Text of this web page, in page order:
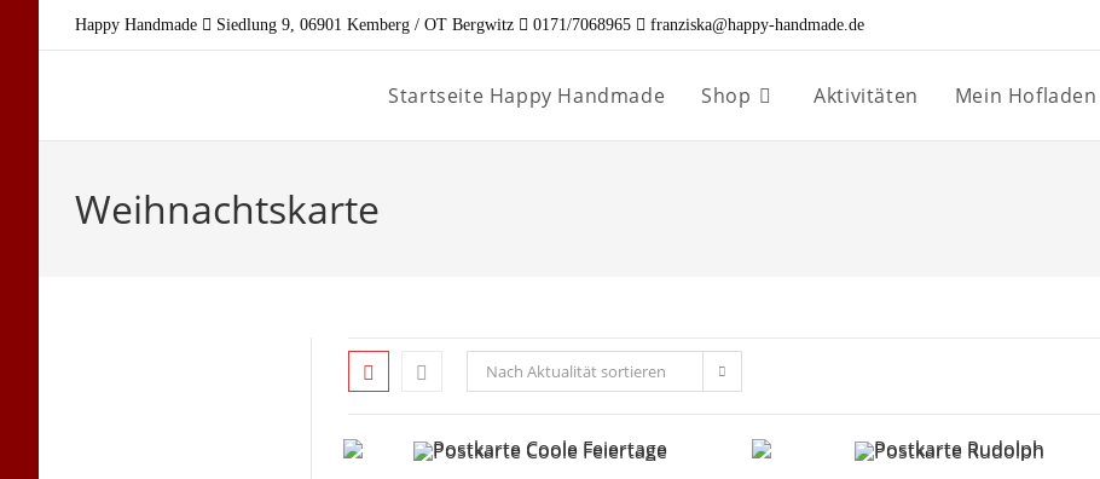
Inhalt
Happy Handmade Siedlung 9, 06901 Kemberg / OT Bergwitz 0171/7068965 franziska@happy-handmade.de
Startseite Happy Handmade Shop Aktivitäten Mein Hofladen
Weihnachtskarte
Nach Aktualität sortieren